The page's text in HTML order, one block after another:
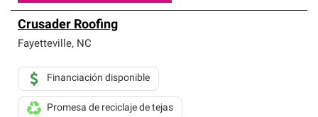
Crusader Roofing
Fayetteville, NC
Financiación disponible
Promesa de reciclaje de tejas